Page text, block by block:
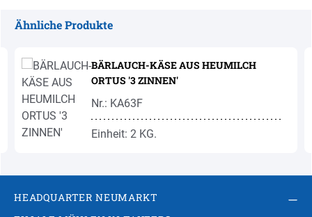
Ähnliche Produkte
BÄRLAUCH-KÄSE AUS HEUMILCH
ORTUS '3 ZINNEN'
Nr.: KA63F
Einheit: 2 KG.
HEADQUARTER NEUMARKT